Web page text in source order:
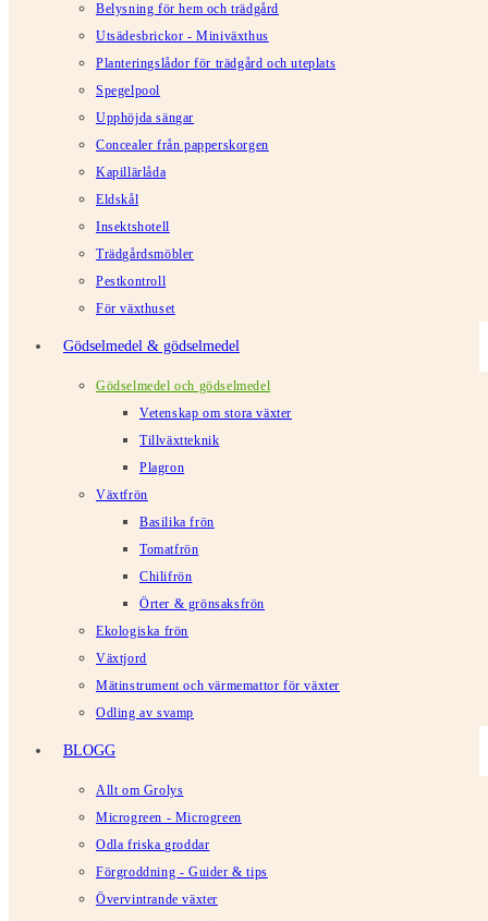
Belysning för hem och trädgård
Utsädesbrickor - Miniväxthus
Planteringslådor för trädgård och uteplats
Spegelpool
Upphöjda sängar
Concealer från papperskorgen
Kapillärlåda
Eldskål
Insektshotell
Trädgårdsmöbler
Pestkontroll
För växthuset
Gödselmedel & gödselmedel
Gödselmedel och gödselmedel
Vetenskap om stora växter
Tillväxtteknik
Plagron
Växtfrön
Basilika frön
Tomatfrön
Chilifrön
Örter & grönsaksfrön
Ekologiska frön
Växtjord
Mätinstrument och värmemattor för växter
Odling av svamp
BLOGG
Allt om Grolys
Microgreen - Microgreen
Odla friska groddar
Förgroddning - Guider & tips
Övervintrande växter